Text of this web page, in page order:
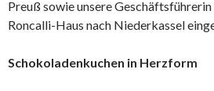
Preuß sowie unsere
Roncalli-Haus nach Niederkassel
Schokoladenkuchen in Herzform